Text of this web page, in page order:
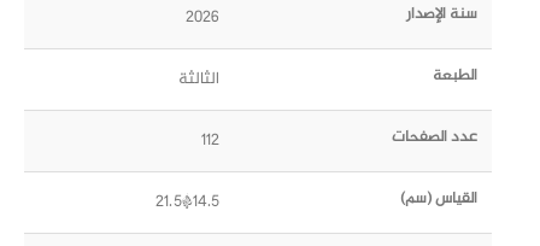
سنة الإصدار 2026
الطبعة الثالثة
عدد الصفحات 112
القياس (سم) 14.5*21.5